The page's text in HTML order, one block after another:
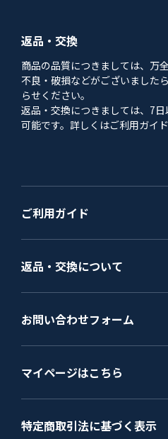
返品・交換
商品の品質につきましては、万
不良・破損などがございました
らせください。
返品・交換につきましては、7
可能です。詳しくはご利用ガイ
ご利用ガイド
返品・交換について
お問い合わせフォーム
マイページはこちら
特定商取引法に基づく表示